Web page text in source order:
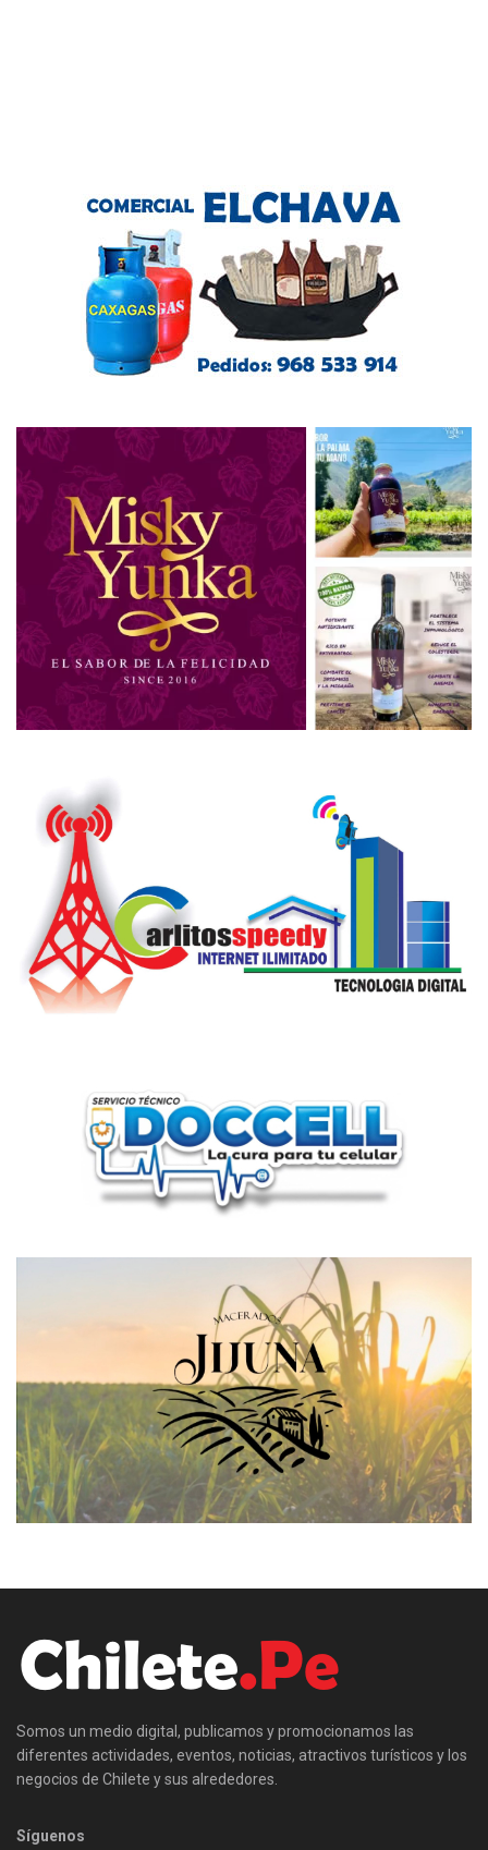
Somos un medio digital, publicamos y promocionamos las
diferentes actividades, eventos, noticias, atractivos turísticos y los
negocios de Chilete y sus alrededores.
Síguenos